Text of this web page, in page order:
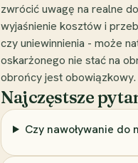
zwrócić uwagę na realne
wyjaśnienie kosztów i
czy uniewinnienia - może
oskarżonego nie stać na
obrońcy jest obowiązkowy.
Najczęstsze
Czy nawoływanie